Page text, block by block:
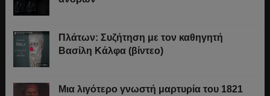
Πλάτων: Συζήτηση με τον καθηγητή
Βασίλη Κάλφα (βίντεο)
Μια λιγότερο γνωστή μαρτυρία του 1821